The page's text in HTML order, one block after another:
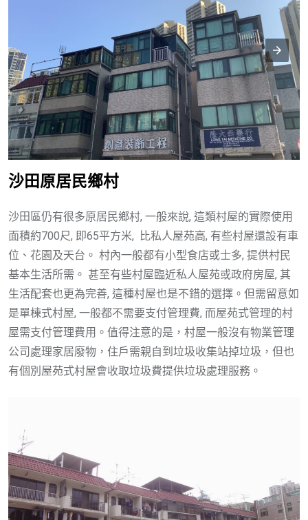
沙田原居民鄉村
沙田區仍有很多原居民鄉村, 一般來說, 這類村屋的實際使用
面積約700尺, 即65平方米, 比私人屋苑高, 有些村屋還設有車
位、花園及天台。 村內一般都有小型食店或士多, 提供村民
基本生活所需。 甚至有些村屋臨近私人屋苑或政府房屋, 其
生活配套也更為完善, 這種村屋也是不錯的選擇。但需留意如
是單棟式村屋, 一般都不需要支付管理費, 而屋苑式管理的村
屋需支付管理費用。值得注意的是，村屋一般沒有物業管理
公司處理家居廢物，住戶需親自到垃圾收集站掉垃圾，但也
有個別屋苑式村屋會收取垃圾費提供垃圾處理服務。